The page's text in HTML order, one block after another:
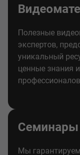
Полезные
экспертов,
уникальный
ценные знания
Семинары
Мы